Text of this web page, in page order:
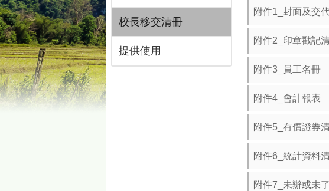
校長移交清冊
提供使用
附件1_封面及交
附件2_印章戳記
附件3_員工名冊
附件4_會計報表
附件5_有價證券
附件6_統計資料
附件7_未辦或未